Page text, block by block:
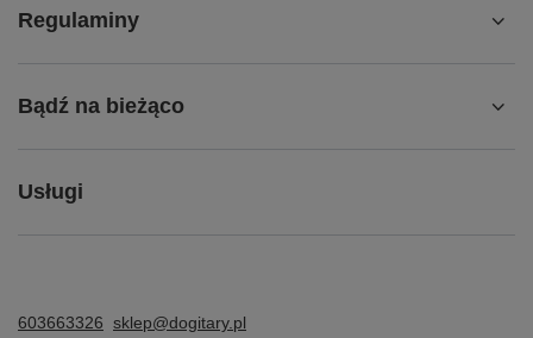
Regulaminy
Bądź na bieżąco
Usługi
603663326 sklep@dogitary.pl